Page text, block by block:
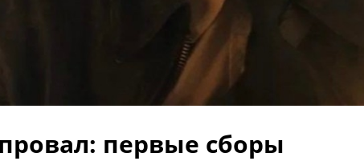
первые сборы